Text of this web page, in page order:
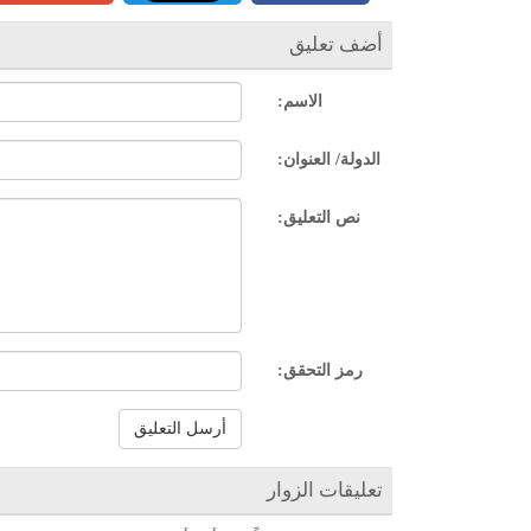
أضف تعليق
الاسم:
الدولة/ العنوان:
نص التعليق:
رمز التحقق:
أرسل التعليق
تعليقات الزوار